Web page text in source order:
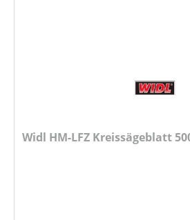
Widl HM-LFZ Kreissägeblatt